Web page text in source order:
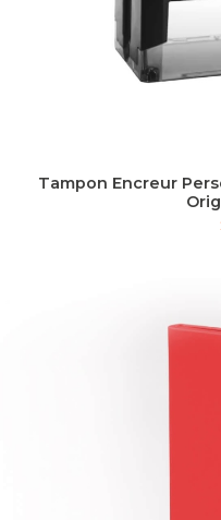
Tampon Encreur